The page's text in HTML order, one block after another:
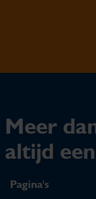
Meer
altijd
Pagina's